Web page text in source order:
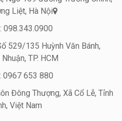
Liệt, Hà Nội
098.343.0900
529/135 Huỳnh Văn Bánh,
TP. HCM
0967 653 880
Đông Thượng, Xã Cổ Lễ, Tỉnh
Việt Nam